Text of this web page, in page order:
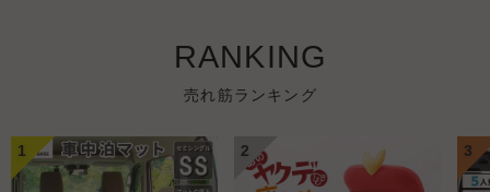
RANKING
売れ筋ランキング
1 2 3